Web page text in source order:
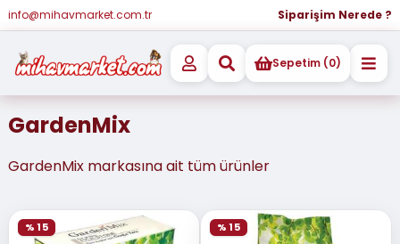
info@mihavmarket.com.tr Siparişim Nerede ?
Sepetim (0)
GardenMix
GardenMix markasına ait tüm ürünler
% 15 % 15